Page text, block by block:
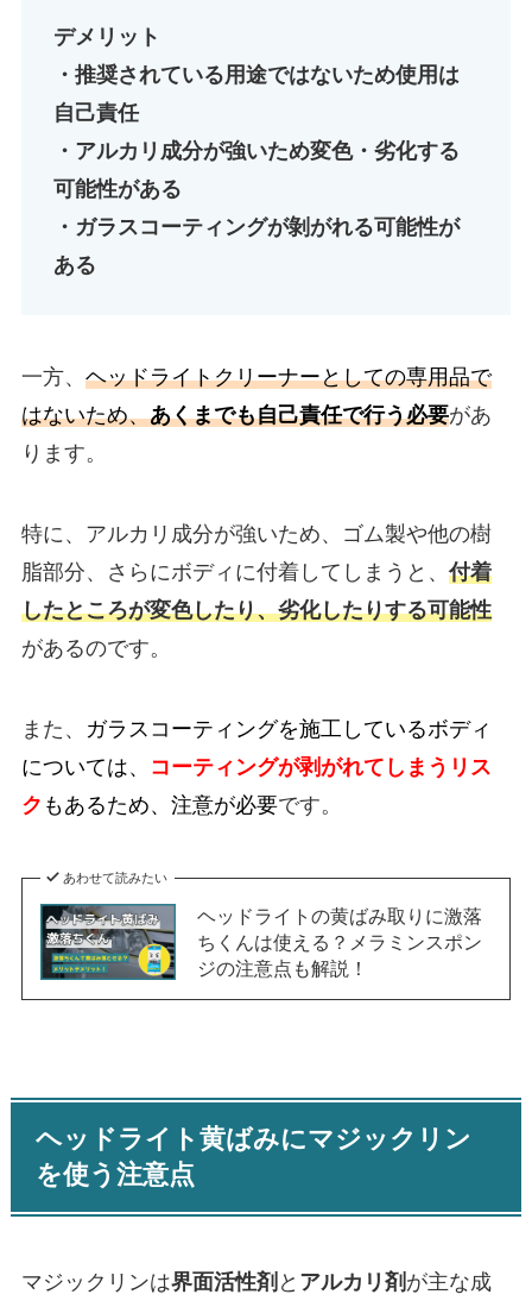
デメリット
・推奨されている用途ではないため使用は
自己責任
・アルカリ成分が強いため変色・劣化する
可能性がある
・ガラスコーティングが剝がれる可能性が
ある
一方、 ヘッドライトクリーナーとしての専用品で
はないため、あくまでも自己責任で行う必要があ
ります。
特に、アルカリ成分が強いため、ゴム製や他の樹
脂部分、さらにボディに付着してしまうと、付着
したところが変色したり、劣化したりする可能性
があるのです。
また、
ガラスコーティングを施工しているボディ
については、
コーティングが剥がれてしまうリス
ク もあるため、注意が必要です。
あわせて読みたい
ヘッドライトの黄ばみ取りに激落
ちくんは使える？メラミンスポン
ジの注意点も解説！
ヘッドライト黄ばみにマジックリン
を使う注意点
マジックリンは界面活性剤 と アルカリ剤 が主な成